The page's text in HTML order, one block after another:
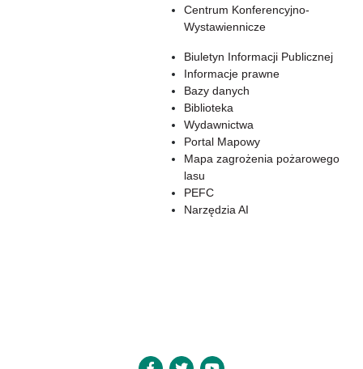
Centrum Konferencyjno-
Wystawiennicze
Biuletyn Informacji Publicznej
Informacje prawne
Bazy danych
Biblioteka
Wydawnictwa
Portal Mapowy
Mapa zagrożenia pożarowego
lasu
PEFC
Narzędzia AI